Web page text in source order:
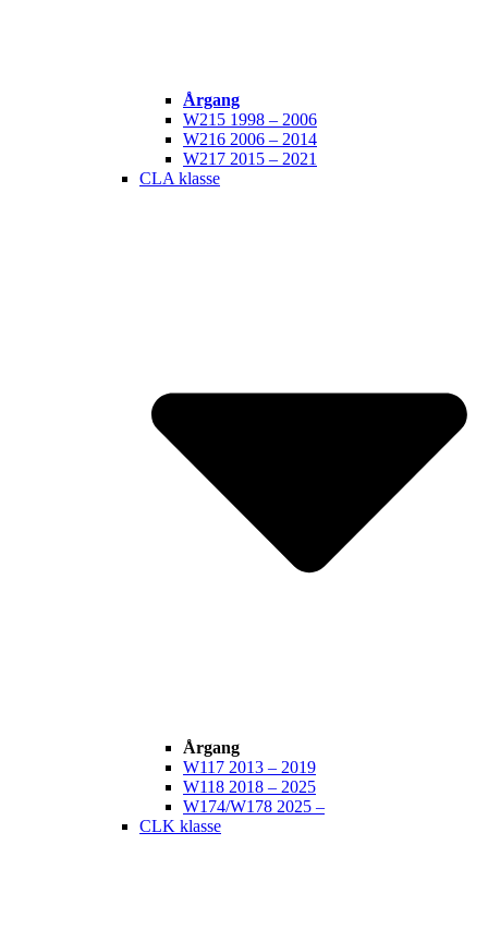
Årgang
W215 1998 – 2006
W216 2006 – 2014
W217 2015 – 2021
CLA klasse
Årgang
W117 2013 – 2019
W118 2018 – 2025
W174/W178 2025 –
CLK klasse